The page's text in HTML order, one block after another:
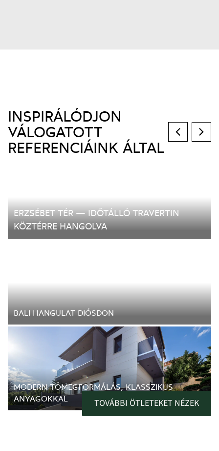
INSPIRÁLÓDJON
VÁLOGATOTT
REFERENCIÁINK ÁLTAL
ERZSÉBET TÉR — IDŐTÁLLÓ TRAVERTIN
KÖZTÉRRE HANGOLVA
BALI HANGULAT DIÓSDON
MODERN TÖMEGFORMÁLÁS, KLASSZIKUS
ANYAGOKKAL
TOVÁBBI ÖTLETEKET NÉZEK